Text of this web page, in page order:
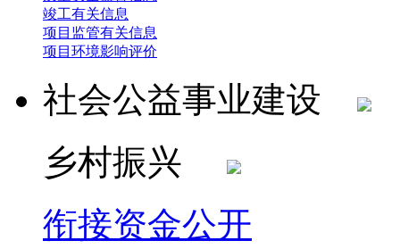
竣工有关信息
项目监管有关信息
项目环境影响评价
社会公益事业建设
乡村振兴
衔接资金公开